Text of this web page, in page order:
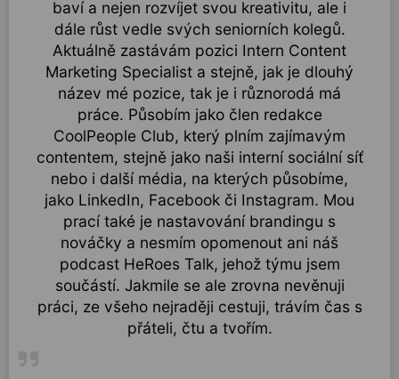
baví a nejen rozvíjet svou kreativitu, ale i
dále růst vedle svých seniorních kolegů.
Aktuálně zastávám pozici Intern Content
Marketing Specialist a stejně, jak je dlouhý
název mé pozice, tak je i různorodá má
práce. Působím jako člen redakce
CoolPeople Club, který plním zajímavým
contentem, stejně jako naši interní sociální síť
nebo i další média, na kterých působíme,
jako LinkedIn, Facebook či Instagram. Mou
prací také je nastavování brandingu s
nováčky a nesmím opomenout ani náš
podcast HeRoes Talk, jehož týmu jsem
součástí. Jakmile se ale zrovna nevěnuji
práci, ze všeho nejraději cestuji, trávím čas s
přáteli, čtu a tvořím.